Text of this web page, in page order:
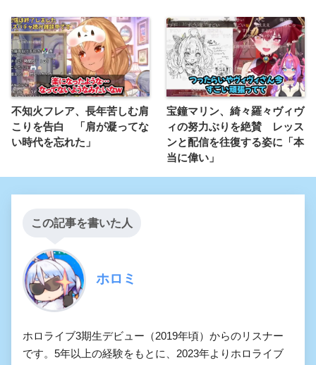
不知火フレア、長年苦しむ肩
こりを告白 「肩が凝ってな
い時代を忘れた」
宝鐘マリン、綺々羅々ヴィヴ
ィの努力ぶりを絶賛 レッス
ンと配信を往復する姿に「本
当に偉い」
この記事を書いた人
ホロミ
ホロライブ3期生デビュー（2019年頃）からのリスナー
です。5年以上の経験をもとに、2023年よりホロライブ